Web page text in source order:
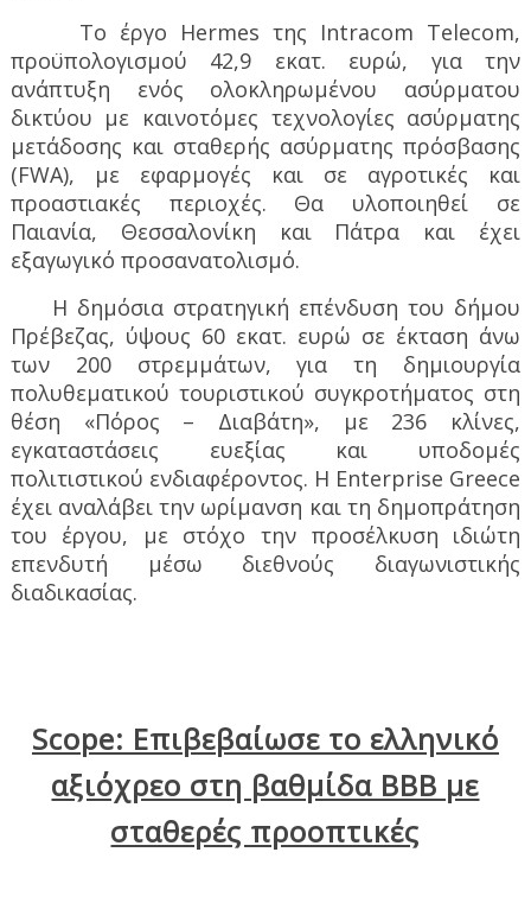
Το έργο Hermes της Intracom Telecom,
προϋπολογισμού 42,9 εκατ. ευρώ, για την
ανάπτυξη ενός ολοκληρωμένου ασύρματου
δικτύου με καινοτόμες τεχνολογίες ασύρματης
μετάδοσης και σταθερής ασύρματης πρόσβασης
(FWA), με εφαρμογές και σε αγροτικές και
προαστιακές περιοχές. Θα υλοποιηθεί σε
Παιανία, Θεσσαλονίκη και Πάτρα και έχει
εξαγωγικό προσανατολισμό.
Η δημόσια στρατηγική επένδυση του δήμου
Πρέβεζας, ύψους 60 εκατ. ευρώ σε έκταση άνω
των 200 στρεμμάτων, για τη δημιουργία
πολυθεματικού τουριστικού συγκροτήματος στη
θέση «Πόρος – Διαβάτη», με 236 κλίνες,
εγκαταστάσεις ευεξίας και υποδομές
πολιτιστικού ενδιαφέροντος. Η Enterprise Greece
έχει αναλάβει την ωρίμανση και τη δημοπράτηση
του έργου, με στόχο την προσέλκυση ιδιώτη
επενδυτή μέσω διεθνούς διαγωνιστικής
διαδικασίας.
Scope: Επιβεβαίωσε το ελληνικό
αξιόχρεο στη βαθμίδα ΒΒΒ με
σταθερές προοπτικές